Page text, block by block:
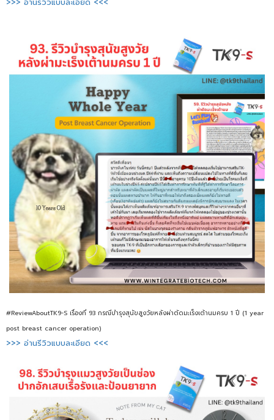
#ReviewAboutTK9-S เรื่องที่ 93 กรณีบำรุงสุนัขสูงวัยหลังผ่าตัดมะเร็งเต้านมครบ 1 ปี (1 year
post breast cancer operation)
>>> อ่านรีวิวแบบละเอียด <<<